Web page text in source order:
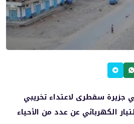
جزيرة سقطرى لاعتداء تخريبي
الكهربائي عن عدد من الأحياء